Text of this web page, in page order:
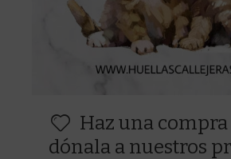
Haz una
dónala a nuestros